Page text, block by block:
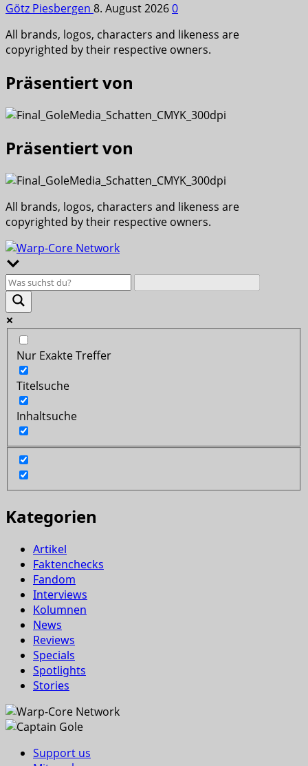
Götz Piesbergen 8. August 20260
All brands, logos, characters and likeness are
copyrighted by their respective owners.
Präsentiert von
Präsentiert von
All brands, logos, characters and likeness are
copyrighted by their respective owners.
Nur Exakte Treffer
Titelsuche
Inhaltsuche
Kategorien
Artikel
Faktenchecks
Fandom
Interviews
Kolumnen
News
Reviews
Specials
Spotlights
Stories
Support us